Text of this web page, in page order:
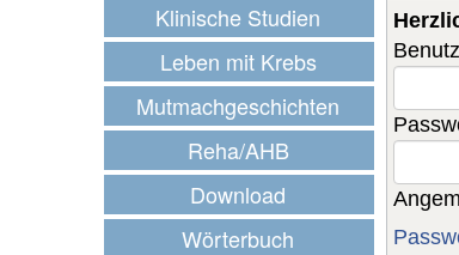
Klinische Studien
Leben mit Krebs
Mutmachgeschichten
Reha/AHB
Download
Wörterbuch